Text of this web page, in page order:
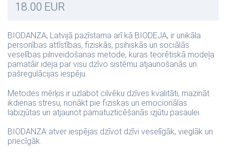
18.00 EUR
BIODANZA, Latvijā pazīstama arī kā BIODEJA, ir unikāla
personības attīstības, fiziskās, psihiskās un sociālās
veselības pilnveidošanas metode, kuras teorētiskā modeļa
pamatāir ideja par visu dzīvo sistēmu atjaunošanās un
pašregulācijas iespēju.
Metodes mērķis ir uzlabot cilvēku dzīves kvalitāti, mazināt
ikdienas stresu, nonākt pie fiziskas un emocionālas
labizjūtas un atjaunot pamatuzticēšanās izjūtu pasaulei.
BIODANZA atver iespējas dzīvot dzīvi veselīgāk, vieglāk un
priecīgāk.